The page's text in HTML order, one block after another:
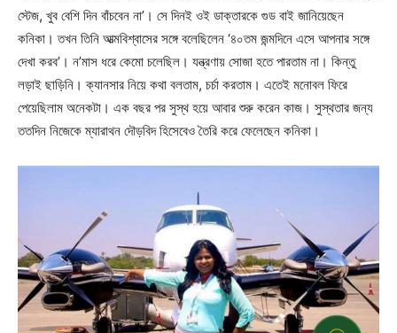
স্টেজ, খুব বেশি দিন বাঁচবেন না’। সে দিনই ওই ডাক্তারকে গুড বাই জানিয়েছেন
কনিকা। তখন তিনি আত্মবিশ্বাসের সঙ্গে বলেছিলেন ‘৪০তম জন্মদিনে এসে আপনার সঙ্গে
দেখা করব’। ন’মাস ধরে কেমো চলেছিল। যন্ত্রণায় সোজা হতে পারতাম না। কিন্তু
লড়াই ছাড়িনি। ক্যানসার নিয়ে কথা বলতাম, চর্চা করতাম। এতেই মনোবল ফিরে
পেয়েছিলাম অনেকটা। এক বছর পর সুস্থ হয়ে আবার শুরু করেন কাজ। সুস্থতার জন্য
ততদিন নিজেকে ম্যারাথন দৌড়বিদ হিসেবেও তৈরি করে ফেলেছেন কনিকা।